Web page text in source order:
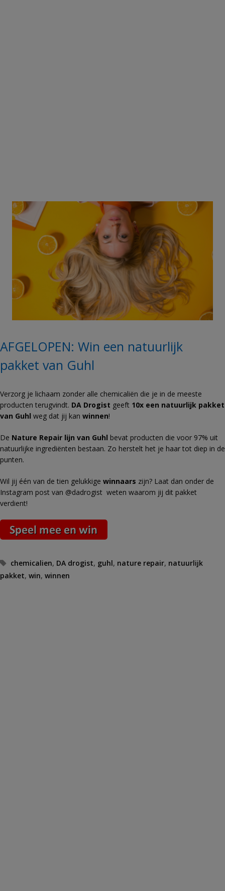
AFGELOPEN: Win een natuurlijk
pakket van Guhl
Verzorg je lichaam zonder alle chemicaliën die je in de meeste
producten terugvindt. DA Drogist geeft 10x een natuurlijk pakket
van Guhl weg dat jij kan winnen!
De Nature Repair lijn van Guhl bevat producten die voor 97% uit
natuurlijke ingrediënten bestaan. Zo herstelt het je haar tot diep in de
punten.
Wil jij één van de tien gelukkige winnaars zijn? Laat dan onder de
Instagram post van @dadrogist weten waarom jij dit pakket
verdient!
Tags
chemicalien, DA drogist, guhl, nature repair, natuurlijk
pakket, win, winnen